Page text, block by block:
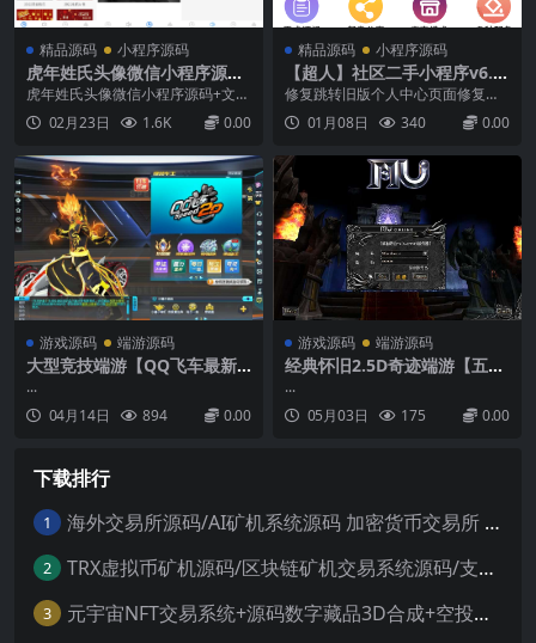
精品源码 小程序源码
虎年姓氏头像微信小程序源码
+文字变音+喝酒娱乐多功能小
虎年姓氏头像微信小程序源码+文字
变音+喝酒娱乐多功能小程序源码...
02月23日 1.6K 0.00
精品源码 小程序源码
【超人】社区二手小程序v6.1
5.2+前端
修复跳转旧版个人中心页面修复个
人中心意见反馈入口修复个人中心
背景随主题变化修复个人中心页面
置优化详情页图片和视频播放尺
寸...
01月08日 340 0.00
游戏源码 端游源码
大型竞技端游【QQ飞车最新A
I假人版】最新整理Win系单机
服务端+客户端+无限道具+GM
工具
...
04月14日
894 0.00
游戏源码 端游源码
经典怀旧2.5D奇迹端游【五花
肉奇迹S6群服国际版】最新整
理Win系服务端+网页注册+PC
客户端+详细搭建教程
...
05月03日
175 0.00
下载排行
1 海外交易所源码/AI矿机系统源码 加密货币交易所 智能交易所源码
2 TRX虚拟币矿机源码/区块链矿机交易系统源码/支持 4国语言+usdt充值+搭建视频教程
3 元宇宙NFT交易系统+源码数字藏品3D合成+空投盲盒玩法抽集卡